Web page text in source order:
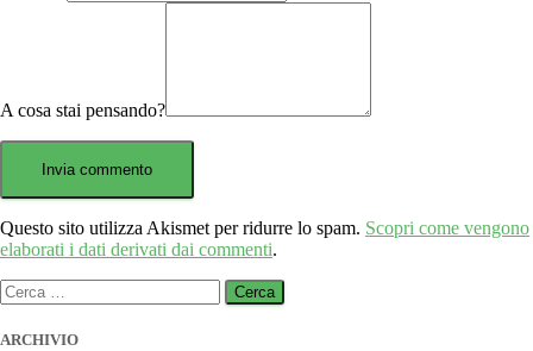
A cosa stai pensando?
Questo sito utilizza Akismet per ridurre lo spam. Scopri come vengono
elaborati i dati derivati dai commenti.
Ricerca
per:
ARCHIVIO